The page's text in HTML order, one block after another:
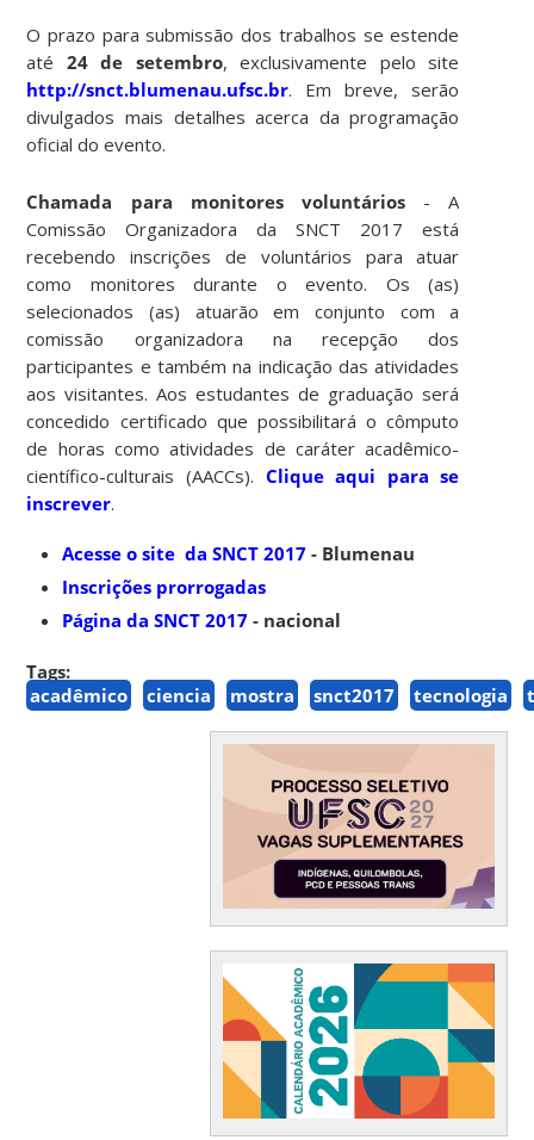
O prazo para submissão dos trabalhos se estende
até 24 de setembro, exclusivamente pelo site
http://snct.blumenau.ufsc.br. Em breve, serão
divulgados mais detalhes acerca da programação
oficial do evento.
Chamada para monitores voluntários- A
Comissão Organizadora da SNCT 2017 está
recebendo inscrições de voluntários para atuar
como monitores durante o evento. Os (as)
selecionados (as) atuarão em conjunto com a
comissão organizadora na recepção dos
participantes e também na indicação das atividades
aos visitantes. Aos estudantes de graduação será
concedido certificado que possibilitará o cômputo
de horas como atividades de caráter acadêmico-
científico-culturais (AACCs). Clique aqui para se
inscrever.
Acesse o site da SNCT 2017 - Blumenau
Inscrições prorrogadas
Página da SNCT 2017 - nacional
Tags:
acadêmico
ciencia mostra snct2017 tecnologia